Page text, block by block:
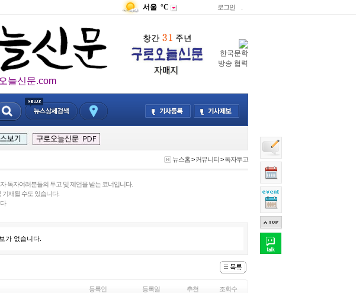
서울 °C 로그인
늘신문.com
한국문학
방송 협력
뉴스홈>커뮤니티>독자투고
독자여러분들의 투고 및 제언을 받는 코너입니다.
재될 수도 있습니다.
가 없습니다.
등록인 등록일 추천 조회수